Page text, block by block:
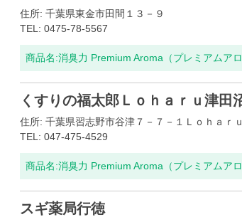
住所: 千葉県東金市田間１３－９
TEL: 0475-78-5567
商品名:消臭力 Premium Aroma（プレミアムア
くすりの福太郎Ｌｏｈａｒｕ津田
住所: 千葉県習志野市谷津７－７－１Ｌｏｈａｒ
TEL: 047-475-4529
商品名:消臭力 Premium Aroma（プレミアムア
スギ薬局行徳